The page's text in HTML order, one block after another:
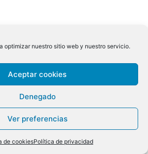
optimizar nuestro sitio web y nuestro servicio.
Aceptar cookies
Denegado
Ver preferencias
de cookiesPolítica de privacidad